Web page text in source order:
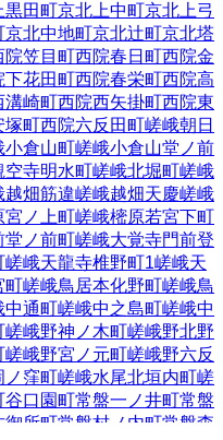
黒田町京北上中町京北上弓
京北中地町京北辻町京北塔
院笠目町西院春日町西院金
下花田町西院春栄町西院高
溝崎町西院西矢掛町西院東
塚町西院六反田町嵯峨朝日
小倉山町嵯峨小倉山堂ノ前
空寺明水町嵯峨北堀町嵯峨
越畑筋違嵯峨越畑天慶嵯峨
宮ノ上町嵯峨樒原若宮下町
堂ノ前町嵯峨大覚寺門前登
嵯峨天龍寺椎野町1嵯峨天
町嵯峨鳥居本化野町嵯峨鳥
中通町嵯峨中之島町嵯峨中
嵯峨野神ノ木町嵯峨野北野
嵯峨野宮ノ元町嵯峨野六反
ノ窪町嵯峨水尾北垣内町嵯
谷口園町常盤一ノ井町常盤
御所町常盤村ノ内町常盤森